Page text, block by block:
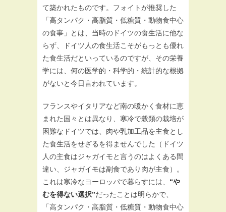
て築かれたものです。フォイトが推奨した
「高タンパク・高脂質・低糖質・動物食中心
の食事」とは、当時のドイツの食生活に他な
らず、ドイツ人の食生活こそがもっとも優れ
た食生活だといっているのですが、その栄養
学には、何の医学的・科学的・統計的な根拠
がないと今日言われています。
フランスやイタリアなど南の暖かく食材に恵
まれた国々とは異なり、寒冷で穀類の栽培が
困難なドイツでは、肉や乳加工品を主食とし
た食生活をせざるを得ませんでした（ドイツ
人の主食はジャガイモと言うのはよくある間
違い、ジャガイモは副食であり肉が主食）。
これは寒冷なヨーロッパで暮らすには、 “や
むを得ない選択”だったことは明らかで、
「高タンパク・高脂質・低糖質・動物食中心